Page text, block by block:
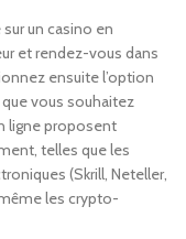
un casino en
et rendez-vous dans
ensuite l’option
vous souhaitez
ligne proposent
telles que les
(Skrill, Neteller,
les crypto-